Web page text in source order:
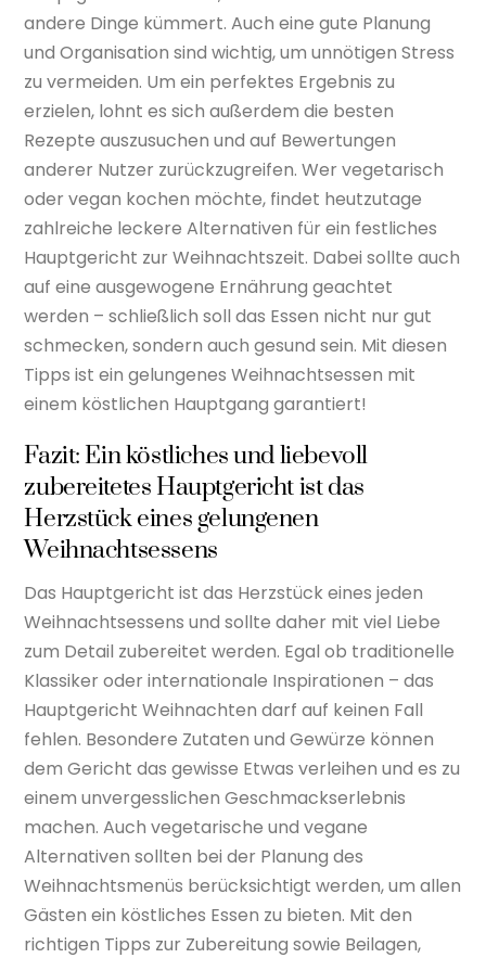
andere Dinge kümmert. Auch eine gute Planung
und Organisation sind wichtig, um unnötigen Stress
zu vermeiden. Um ein perfektes Ergebnis zu
erzielen, lohnt es sich außerdem die besten
Rezepte auszusuchen und auf Bewertungen
anderer Nutzer zurückzugreifen. Wer vegetarisch
oder vegan kochen möchte, findet heutzutage
zahlreiche leckere Alternativen für ein festliches
Hauptgericht zur Weihnachtszeit. Dabei sollte auch
auf eine ausgewogene Ernährung geachtet
werden – schließlich soll das Essen nicht nur gut
schmecken, sondern auch gesund sein. Mit diesen
Tipps ist ein gelungenes Weihnachtsessen mit
einem köstlichen Hauptgang garantiert!
Fazit: Ein köstliches und liebevoll
zubereitetes Hauptgericht ist das
Herzstück eines gelungenen
Weihnachtsessens
Das Hauptgericht ist das Herzstück eines jeden
Weihnachtsessens und sollte daher mit viel Liebe
zum Detail zubereitet werden. Egal ob traditionelle
Klassiker oder internationale Inspirationen – das
Hauptgericht Weihnachten darf auf keinen Fall
fehlen. Besondere Zutaten und Gewürze können
dem Gericht das gewisse Etwas verleihen und es zu
einem unvergesslichen Geschmackserlebnis
machen. Auch vegetarische und vegane
Alternativen sollten bei der Planung des
Weihnachtsmenüs berücksichtigt werden, um allen
Gästen ein köstliches Essen zu bieten. Mit den
richtigen Tipps zur Zubereitung sowie Beilagen,